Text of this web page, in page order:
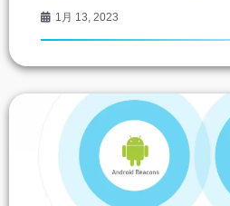
1月 13, 2023